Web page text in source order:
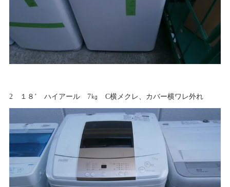
2 １８’ ハイアール 7㎏ C横メクレ、カバー横ワレ外れ